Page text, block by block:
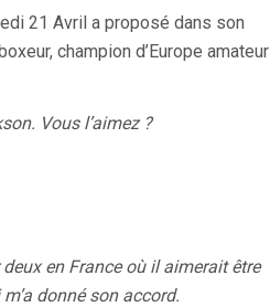
21 Avril a proposé dans son
champion d’Europe amateur
Vous l’aimez ?
en France où il aimerait être
donné son accord.